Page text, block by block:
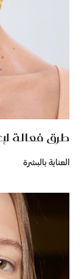
طرق فعالة
العناية بالبشرة